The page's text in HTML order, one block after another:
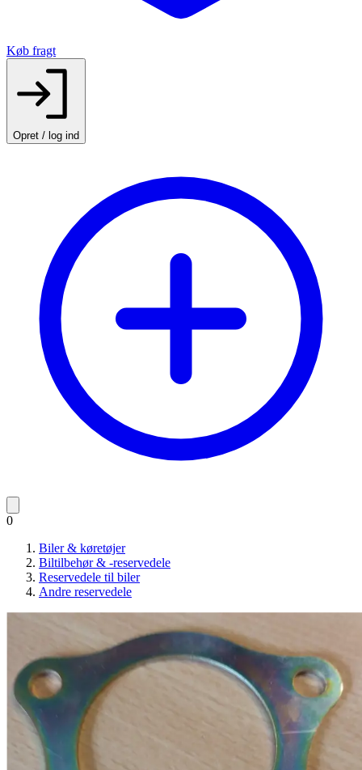
Køb fragt
Opret / log ind
0
Biler & køretøjer
Biltilbehør & -reservedele
Reservedele til biler
Andre reservedele